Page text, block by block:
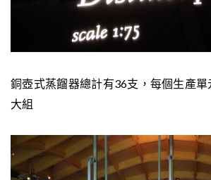
銅壺式蒸餾器總計有36支，每個生產
大組